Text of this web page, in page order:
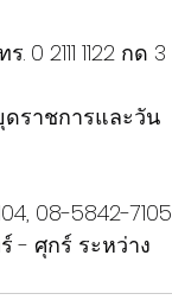
2111 1122 กด 3
ดราชการและวัน
08-5842-7105
- ศุกร์ ระหว่าง